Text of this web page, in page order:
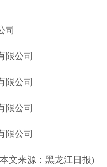
公司
公司
公司
公司
来源：黑龙江日报)